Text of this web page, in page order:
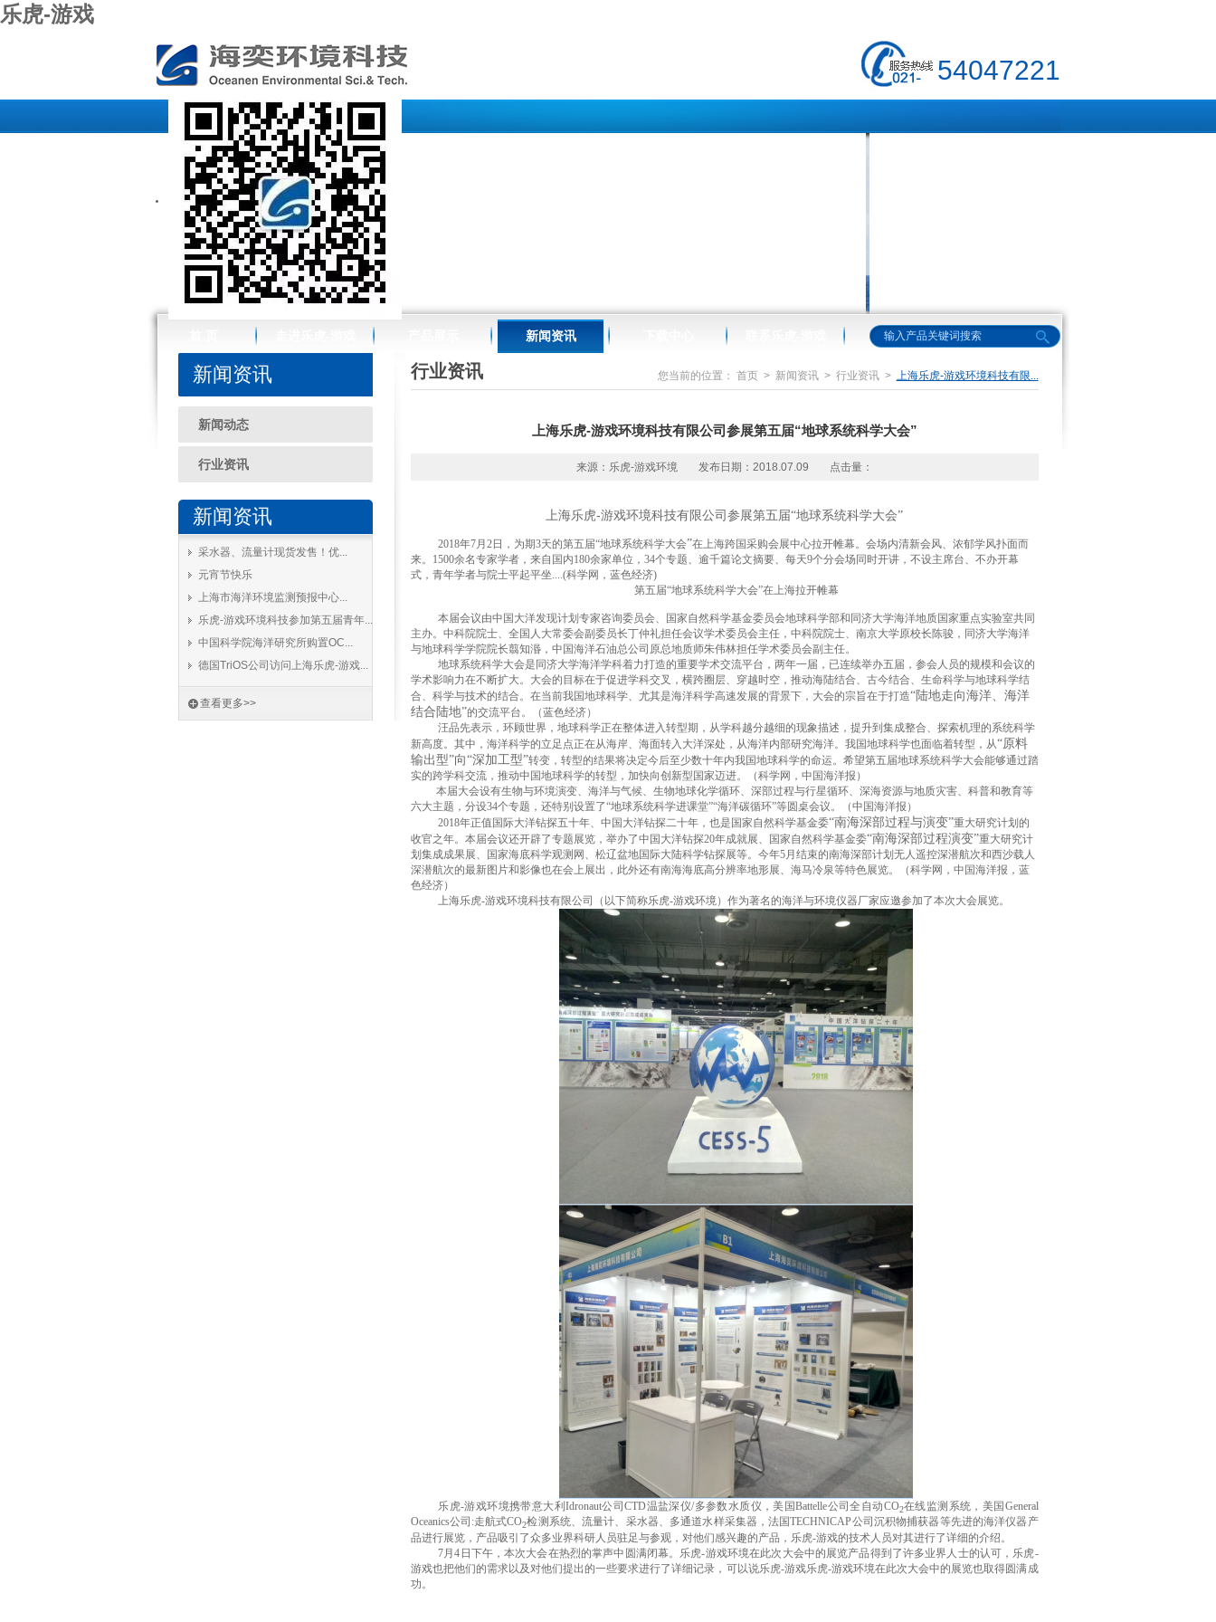
乐虎-游戏
54047221
新闻资讯
新闻资讯
新闻动态
行业资讯
新闻资讯
采水器、流量计现货发售！优...
元宵节快乐
上海市海洋环境监测预报中心...
乐虎-游戏环境科技参加第五届青年...
中国科学院海洋研究所购置OC...
德国TriOS公司访问上海乐虎-游戏...
查看更多>>
行业资讯 您当前的位置： 首页 > 新闻资讯 > 行业资讯 > 上海乐虎-游戏环境科技有限...
上海乐虎-游戏环境科技有限公司参展第五届“地球系统科学大会”
来源：乐虎-游戏环境 发布日期：2018.07.09 点击量：
上海乐虎-游戏环境科技有限公司参展第五届“地球系统科学大会”
2018年7月2日，为期3天的第五届“地球系统科学大会”在上海跨国采购会展中心拉开帷幕。会场内清新会风、浓郁学风扑面而
来。
1500余名专家学者，来自国内180余家单位， 34个专题、逾千篇论文摘要、每天9个分会场同时开讲，不设主席台、不办开幕
式，青年学者与院士平起平坐....(科学网，蓝色经济)
第五届“地球系统科学大会”在上海拉开帷幕
本届会议由中国大洋发现计划专家咨询委员会、国家自然科学基金委员会地球科学部和同济大学海洋地质国家重点实验室共同
主办。中科院院士、全国人大常委会副委员长丁仲礼担任会议学术委员会主任，中科院院士、南京大学原校长陈骏，同济大学海洋
与地球科学学院院长翦知湣，中国海洋石油总公司原总地质师朱伟林担任学术委员会副主任。
地球系统科学大会是同济大学海洋学科着力打造的重要学术交流平台，两年一届，已连续举办五届，参会人员的规模和会议的
学术影响力在不断扩大。大会的目标在于促进学科交叉，横跨圈层、穿越时空，推动海陆结合、古今结合、生命科学与地球科学结
合、科学与技术的结合。在当前我国地球科学、尤其是海洋科学高速发展的背景下，大会的宗旨在于打造“陆地走向海洋、海洋
结合陆地”的交流平台。
（蓝色经济）
汪品先表示，环顾世界，地球科学正在整体进入转型期，从学科越分越细的现象描述，提升到集成整合、探索机理的系统科学
新高度。其中，海洋科学的立足点正在从海岸、海面转入大洋深处，从海洋内部研究海洋。 我国地球科学也面临着转型，从“原料
输出型”向“深加工型”转变，转型的结果将决定今后至少数十年内我国地球科学的命运。 希望第五届地球系统科学大会能够通过踏
实的跨学科交流，推动中国地球科学的转型，加快向创新型国家迈进。
（科学网，中国海洋报）
本届大会设有生物与环境演变、海洋与气候、生物地球化学循环、深部过程与行星循环、深海资源与地质灾害、科普和教育等
六大主题，分设34个专题，还特别设置了“地球系统科学进课堂”“海洋碳循环”等圆桌会议。
（中国海洋报）
2018年正值国际大洋钻探五十年、中国大洋钻探二十年，也是国家自然科学基金委“南海深部过程与演变”重大研究计划的
收官之年。 本届会议还开辟了专题展览，举办了中国大洋钻探20年成就展、国家自然科学基金委“南海深部过程演变”重大研究计
划集成成果展、国家海底科学观测网、松辽盆地国际大陆科学钻探展等。 今年5月结束的南海深部计划无人遥控深潜航次和西沙载人
深潜航次的最新图片和影像也在会上展出 ， 此外还有南海海底高分辨率地形展、海马冷泉等特色展览。
（科学网，中国海洋报，蓝
色经济）
上海乐虎-游戏环境科技有限公司（以下简称乐虎-游戏环境）作为著名的海洋与环境仪器厂家应邀参加了本次大会展览。
乐虎-游戏环境携带意大利 Idronaut公司CTD温盐深仪/多参数水质仪，美国Battelle公司全自动CO2在线监测系统，美国 General
Oceanics公司 :走航式CO2检测系统、流量计、采水器、多通道水样采集器，法国TECHNICAP公司沉积物捕获器等先进的海洋仪器产
品进行展览，产品吸引了众多业界科研人员驻足与参观，对他们感兴趣的产品，乐虎-游戏的技术人员对其进行了详细的介绍。
7月4 日下午，本次大会在热烈的掌声中 圆满闭幕 。乐虎-游戏环境在此次大会中的展览产品得到了许多业界人士的认可，乐虎-
游戏也把他们的需求以及对他们提出的一些要求进行了详细记录，可以说乐虎-游戏乐虎-游戏环境在此次大会中的展览也取得圆满成
功。